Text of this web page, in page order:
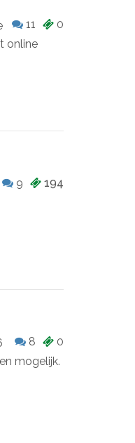
0
11
online
194
9
0
8
mogelijk.